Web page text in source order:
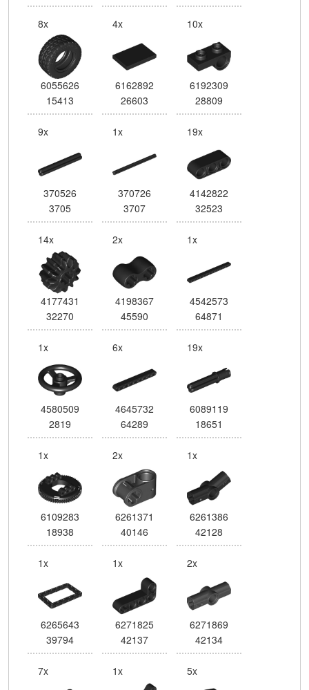
8x
6055626
15413
4x
6162892
26603
10x
6192309
28809
9x
370526
3705
1x
370726
3707
19x
4142822
32523
14x
4177431
32270
2x
4198367
45590
1x
4542573
64871
1x
4580509
2819
6x
4645732
64289
19x
6089119
18651
1x
6109283
18938
2x
6261371
40146
1x
6261386
42128
1x
6265643
39794
1x
6271825
42137
2x
6271869
42134
7x 1x 5x